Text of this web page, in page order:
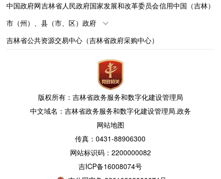
中国政府网吉林省人民政府国家发展和改革委员会信用中国（吉林）
市（州）、县（市、区）政府
吉林省公共资源交易中心（吉林省政府采购中心）
版权所有：吉林省政务服务和数字化建设管理局
中文域名：吉林省政务服务和数字化建设管理局.政务
网站地图
传真：0431-88906300
网站标识码：2200000082
吉ICP备16008074号